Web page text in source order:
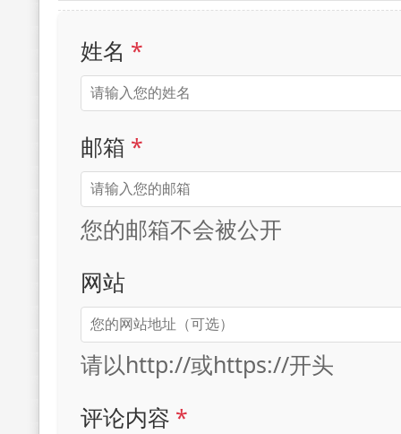
姓名 *
邮箱 *
您的邮箱不会被公开
网站
请以http://或https://开头
评论内容 *